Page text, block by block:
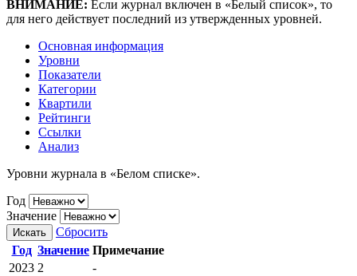
ВНИМАНИЕ: Если журнал включен в «Белый список», то
для него действует последний из утвержденных уровней.
Основная информация
Уровни
Показатели
Категории
Квартили
Рейтинги
Ссылки
Анализ
Уровни журнала в «Белом списке».
Год
Значение
Искать
Сбросить
Год Значение Примечание
2023 2
-